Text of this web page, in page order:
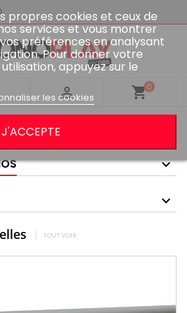
propres cookies et ceux de
services et vous montrer
préférences en analysant
Pour donner votre
appuyez sur le
les cookies
J'ACCEPTE
 shopping_cart0
TOUT VOIR